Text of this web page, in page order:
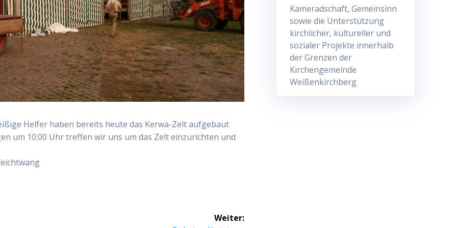
Helfer haben bereits heute das Kerwa-Zelt aufgebaut
um 10:00 Uhr treffen wir uns um das Zelt einzurichten und
Weiter:
Kameradschaft, Gemeinsinn
sowie die Unterstützung
kirchlicher, kultureller und
sozialer Projekte innerhalb
der Grenzen der
Kirchengemeinde
Weißenkirchberg